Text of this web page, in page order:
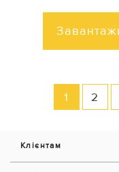
1 2
Клієнтам